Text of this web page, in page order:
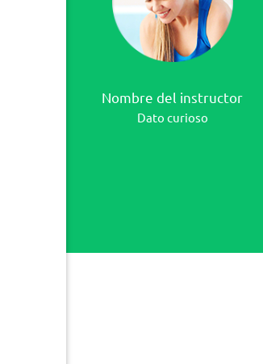
Nombre del instructor
Dato curioso